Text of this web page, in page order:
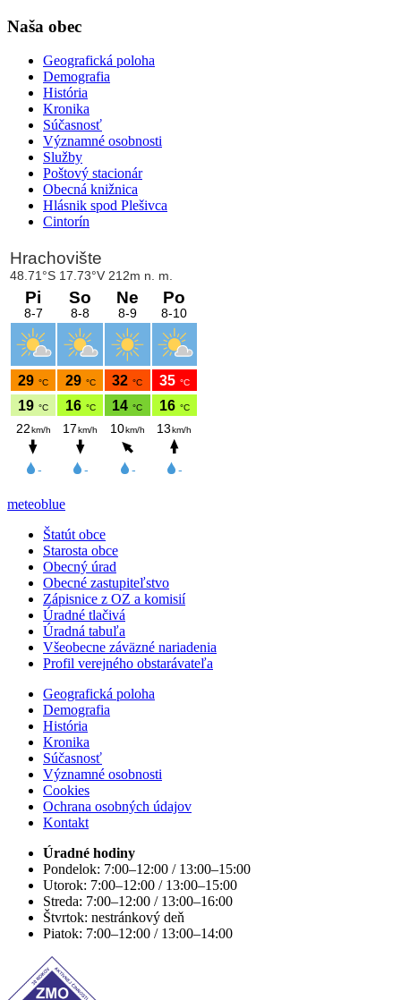
Naša obec
Geografická poloha
Demografia
História
Kronika
Súčasnosť
Významné osobnosti
Služby
Poštový stacionár
Obecná knižnica
Hlásnik spod Plešivca
Cintorín
meteoblue
Štatút obce
Starosta obce
Obecný úrad
Obecné zastupiteľstvo
Zápisnice z OZ a komisií
Úradné tlačivá
Úradná tabuľa
Všeobecne záväzné nariadenia
Profil verejného obstarávateľa
Geografická poloha
Demografia
História
Kronika
Súčasnosť
Významné osobnosti
Cookies
Ochrana osobných údajov
Kontakt
Úradné hodiny
Pondelok: 7:00–12:00 / 13:00–15:00
Utorok: 7:00–12:00 / 13:00–15:00
Streda: 7:00–12:00 / 13:00–16:00
Štvrtok: nestránkový deň
Piatok: 7:00–12:00 / 13:00–14:00